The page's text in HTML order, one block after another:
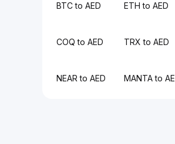
BTC to AED ETH to AED
COQ to AED TRX to AED
NEAR to AED MANTA to